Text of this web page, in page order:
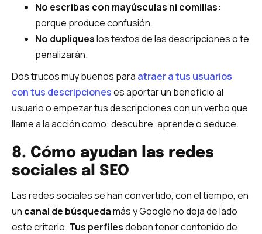
No escribas con mayúsculas ni comillas:
porque produce confusión.
No dupliqueslos textos de las descripciones o te
penalizarán.
Dos trucos muy buenos para atraer a tus usuarios
con tus descripcioneses aportar un beneficio al
usuario o empezar tus descripciones con un verbo que
llame a la acción como: descubre, aprende o seduce.
8. Cómo ayudan las redes
sociales al SEO
Las redes sociales se han convertido, con el tiempo, en
un canal de búsquedamás y Google no deja de lado
este criterio. Tus perfilesdeben tener contenido de